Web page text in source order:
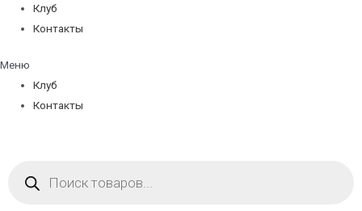
Клуб
Контакты
Меню
Клуб
Контакты
товаров